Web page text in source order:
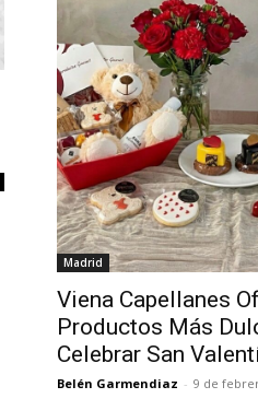
Madrid
Viena Capellanes
Productos Más
Celebrar San
Belén Garmendiaz - 9 de